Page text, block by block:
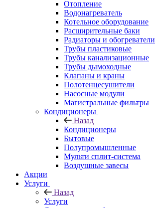
Отопление
Водонагреватель
Котельное оборудование
Расширительные баки
Радиаторы и обогреватели
Трубы пластиковые
Трубы канализационные
Трубы дымоходные
Клапаны и краны
Полотенцесушители
Насосные модули
Магистральные фильтры
Кондиционеры
Назад
Кондиционеры
Бытовые
Полупромышленные
Мульти сплит-система
Воздушные завесы
Акции
Услуги
Назад
Услуги